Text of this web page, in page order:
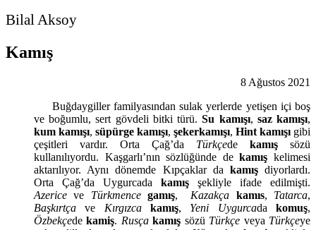
Bilal Aksoy
Kamış
8 Ağustos 2021
Buğdaygiller familyasından sulak yerlerde yetişen içi boş
ve boğumlu, sert gövdeli bitki türü.Su kamışı, saz kamışı,
kum kamışı, süpürge kamışı, şekerkamışı, Hint kamışı gibi
çeşitleri vardır. Orta Çağ’da Türkçede kamış sözü
kullanılıyordu. Kaşgarlı’nın sözlüğünde dekamış kelimesi
aktarılıyor. Aynı dönemde Kıpçaklar da kamışdiyorlardı.
Orta Çağ’da Uygurcada kamış şekliyle ifade edilmişti.
Azerice ve Türkmence gamış, Kazakça kamıs, Tatarca,
Başkırtça ve Kırgızca kamış, Yeni Uygurcadakomuş,
Özbekçedekamiş. Rusça kamış sözü Türkçe veya Türkçeye